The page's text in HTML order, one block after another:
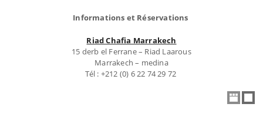
Informations et Réservations
Riad Chafia Marrakech
15 derb el Ferrane – Riad Laarous
Marrakech – medina
Tél : +212 (0) 6 22 74 29 72